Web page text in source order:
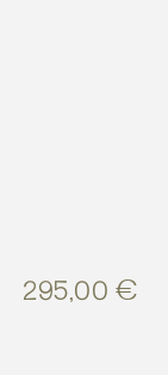
295,00€